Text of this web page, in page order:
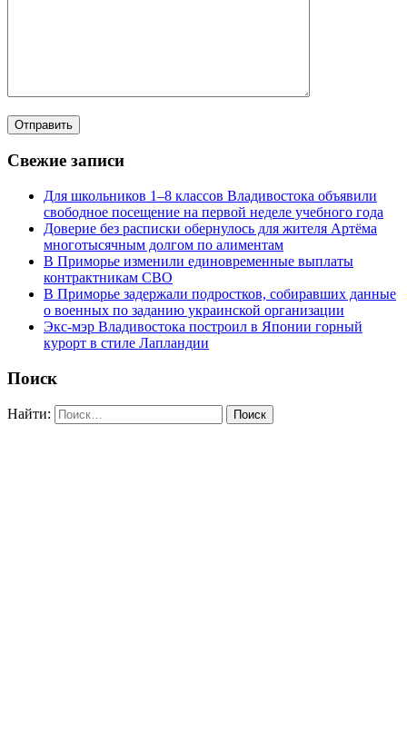
Свежие записи
Для школьников 1–8 классов Владивостока объявили
свободное посещение на первой неделе учебного года
Доверие без расписки обернулось для жителя Артёма
многотысячным долгом по алиментам
В Приморье изменили единовременные выплаты
контрактникам СВО
В Приморье задержали подростков, собиравших данные
о военных по заданию украинской организации
Экс-мэр Владивостока построил в Японии горный
курорт в стиле Лапландии
Поиск
Найти: